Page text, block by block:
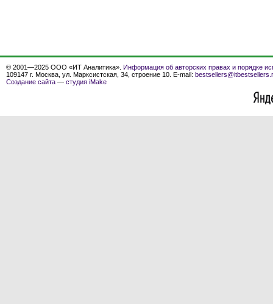
© 2001—2025 ООО «ИТ Аналитика». Информация об авторских правах и порядке
109147 г. Москва, ул. Марксистская, 34, строение 10. E-mail:
Создание сайта — студия iMake